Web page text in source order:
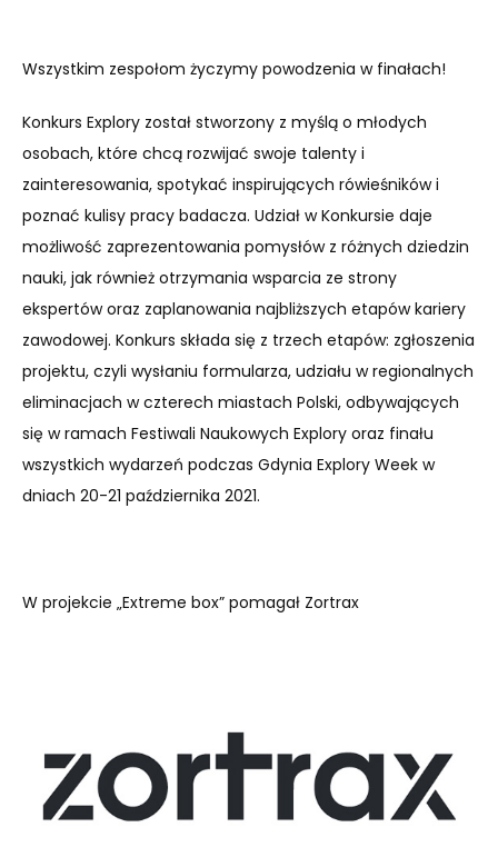
Wszystkim zespołom życzymy powodzenia w finałach!
Konkurs Explory został stworzony z myślą o młodych
osobach, które chcą rozwijać swoje talenty i
zainteresowania, spotykać inspirujących rówieśników i
poznać kulisy pracy badacza. Udział w Konkursie daje
możliwość zaprezentowania pomysłów z różnych dziedzin
nauki, jak również otrzymania wsparcia ze strony
ekspertów oraz zaplanowania najbliższych etapów kariery
zawodowej. Konkurs składa się z trzech etapów: zgłoszenia
projektu, czyli wysłaniu formularza, udziału w regionalnych
eliminacjach w czterech miastach Polski, odbywających
się w ramach Festiwali Naukowych Explory oraz finału
wszystkich wydarzeń podczas Gdynia Explory Week w
dniach 20-21 października 2021.
W projekcie „Extreme box” pomagał Zortrax